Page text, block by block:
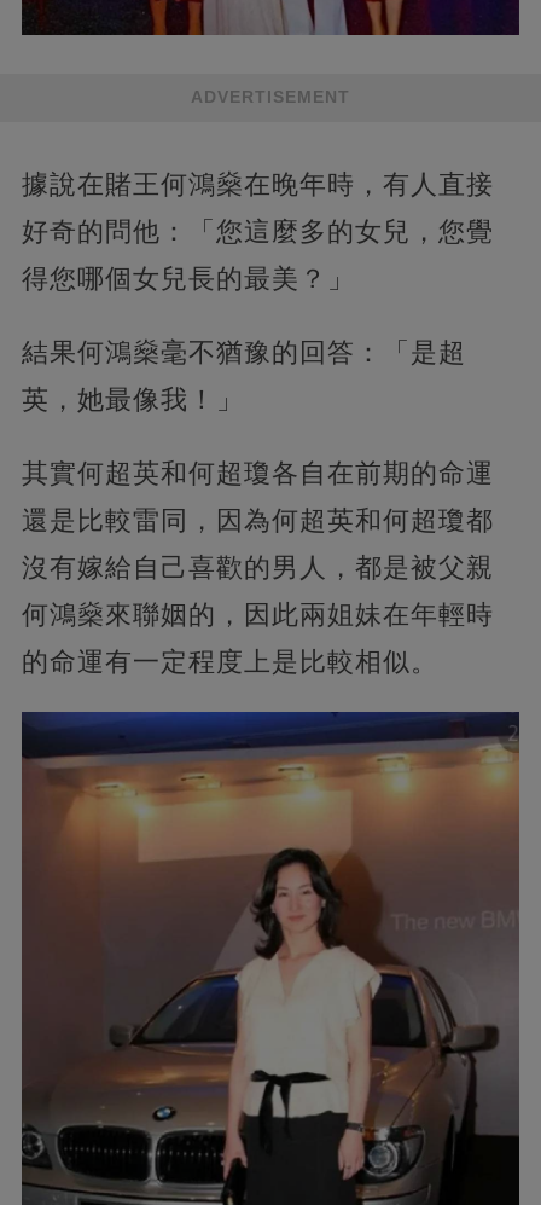
ADVERTISEMENT
據說在賭王何鴻燊在晚年時，有人直接
好奇的問他：「您這麼多的女兒，您覺
得您哪個女兒長的最美？」
結果何鴻燊毫不猶豫的回答：「是超
英，她最像我！」
其實何超英和何超瓊各自在前期的命運
還是比較雷同，因為何超英和何超瓊都
沒有嫁給自己喜歡的男人，都是被父親
何鴻燊來聯姻的，因此兩姐妹在年輕時
的命運有一定程度上是比較相似。